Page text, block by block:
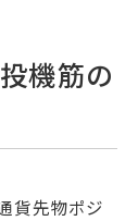
機筋の
貨先物ポジ